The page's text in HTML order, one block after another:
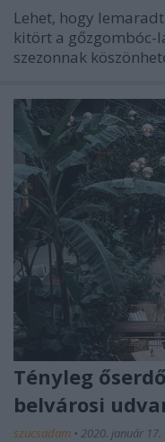
Lehet, hogy
kitört a gőzgombóc-
szezonnak
Tényleg
belvárosi
szucsadam • 2020. január 17.